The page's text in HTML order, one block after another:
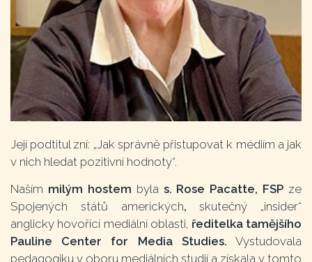
Její podtitul zní: „Jak správně přistupovat k médiím a jak
v nich hledat pozitivní hodnoty“.
Naším milým hostem byla s. Rose Pacatte, FSP ze
Spojených států amerických,skutečný „insider“
anglicky hovořící mediální oblasti, ředitelka tamějšího
Pauline Center for Media Studies. Vystudovala
pedagogiku v oboru mediálních studií a získala v tomto